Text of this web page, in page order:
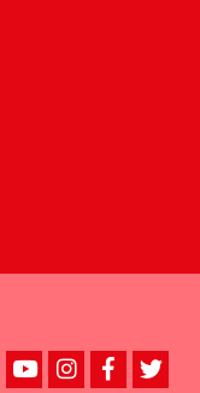
YoutubeinstagramFacebook